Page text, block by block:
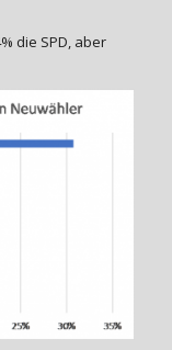
die SPD, aber